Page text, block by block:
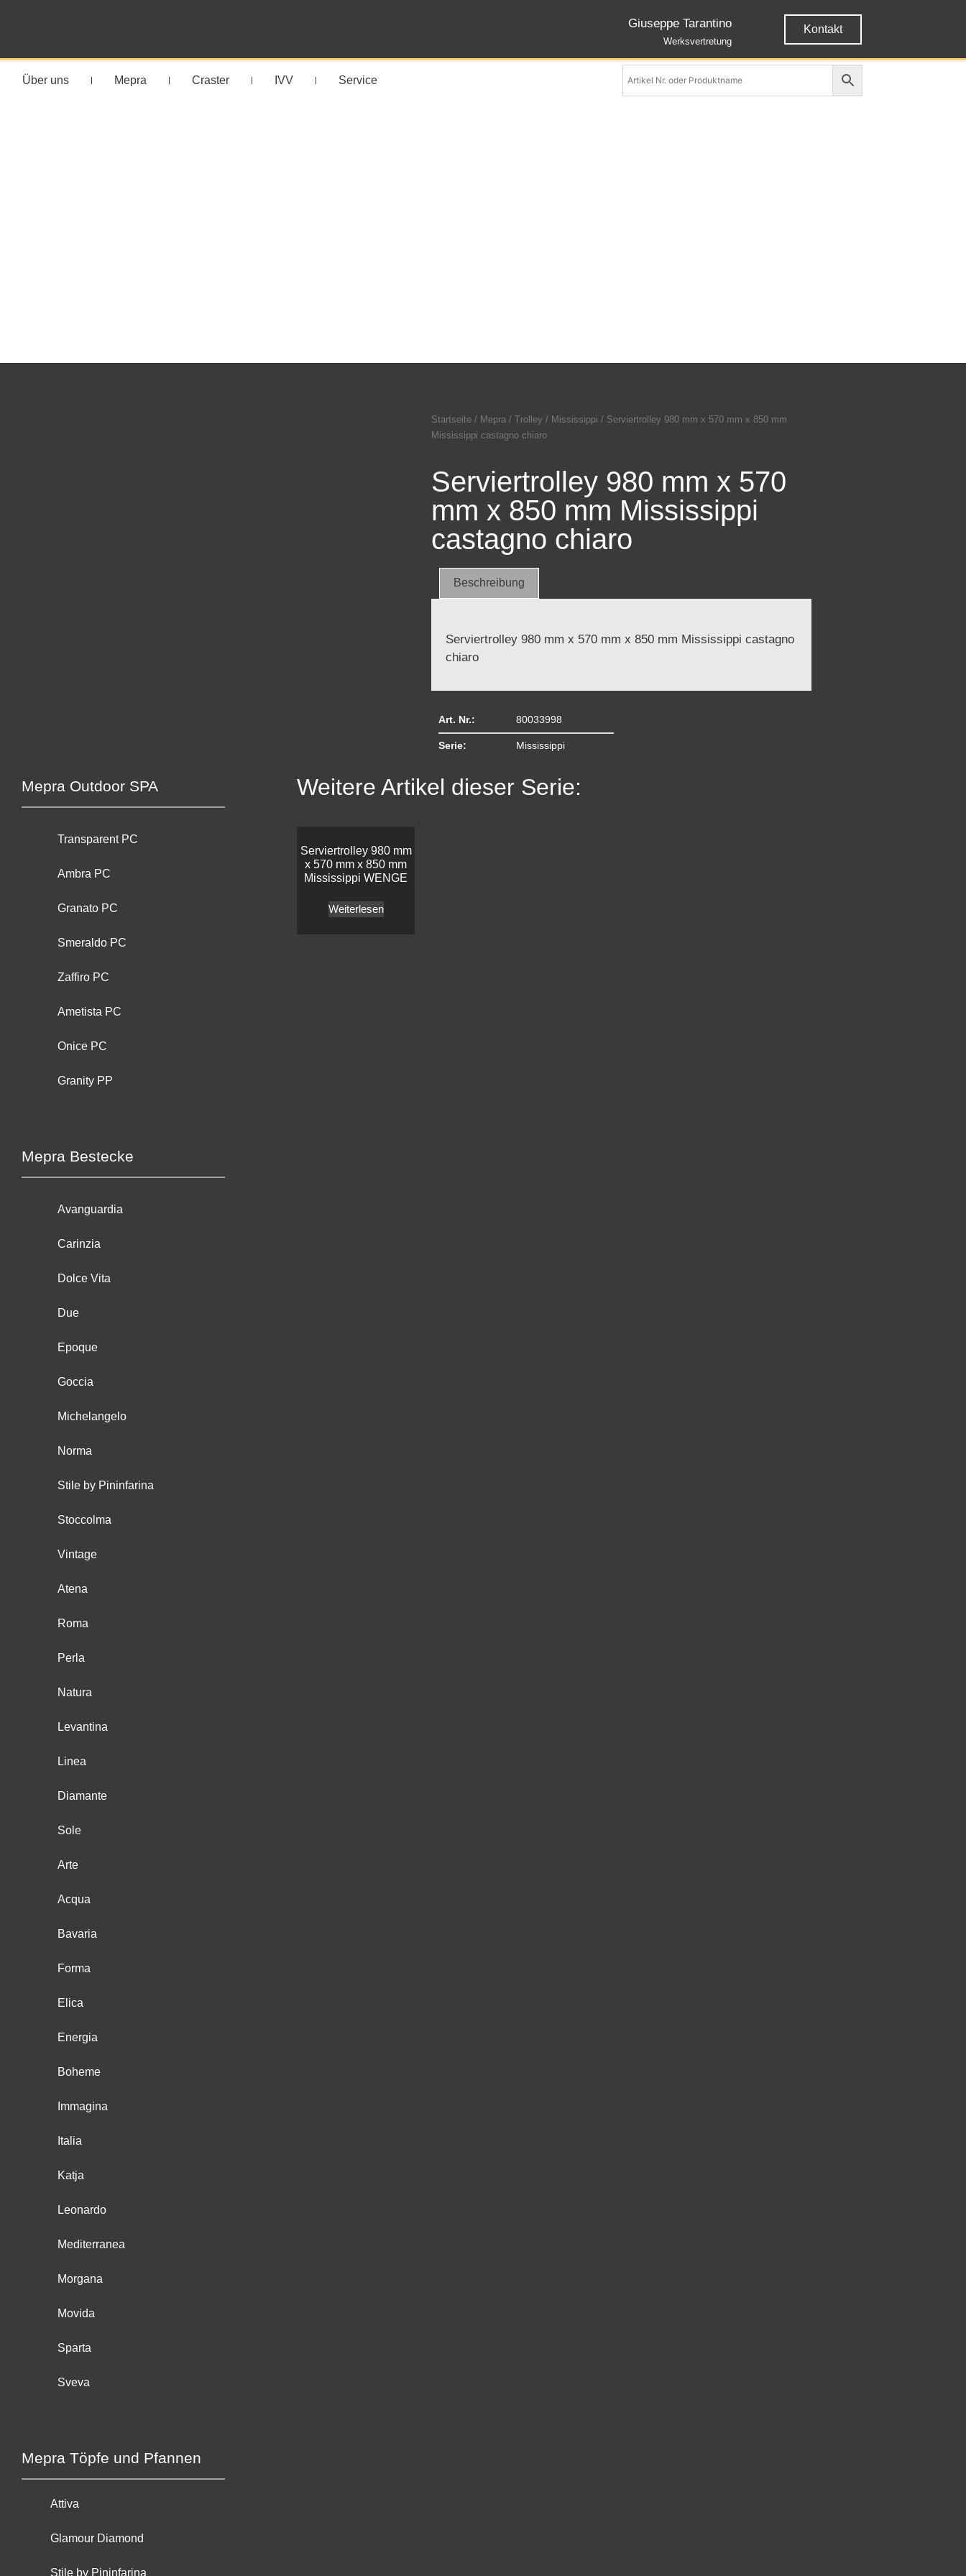
Giuseppe Tarantino
Werksvertretung
Kontakt
Über uns Mepra Craster IVV Service
Startseite / Mepra / Trolley / Mississippi / Serviertrolley 980 mm x 570 mm x 850 mm
Mississippi castagno chiaro
Serviertrolley 980 mm x 570
mm x 850 mm Mississippi
castagno chiaro
Beschreibung
Serviertrolley 980 mm x 570 mm x 850 mm Mississippi castagno
chiaro
Art. Nr.: 80033998
Serie: Mississippi
Mepra Outdoor SPA
Transparent PC
Ambra PC
Granato PC
Smeraldo PC
Zaffiro PC
Ametista PC
Onice PC
Granity PP
Mepra Bestecke
Avanguardia
Carinzia
Dolce Vita
Due
Epoque
Goccia
Michelangelo
Norma
Stile by Pininfarina
Stoccolma
Vintage
Atena
Roma
Perla
Natura
Levantina
Linea
Diamante
Sole
Arte
Acqua
Bavaria
Forma
Elica
Energia
Boheme
Immagina
Italia
Katja
Leonardo
Mediterranea
Morgana
Movida
Sparta
Sveva
Mepra Töpfe und Pfannen
Attiva
Glamour Diamond
Stile by Pininfarina
Weitere Artikel dieser Serie:
Serviertrolley 980 mm
x 570 mm x 850 mm
Mississippi WENGE
Weiterlesen